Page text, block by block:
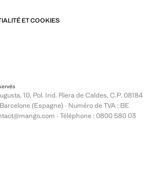
ET COOKIES
10, Pol. Ind. Riera de Caldes, C.P. 08184
(Espagne) · Numéro de TVA : BE
· Téléphone : 0800 580 03